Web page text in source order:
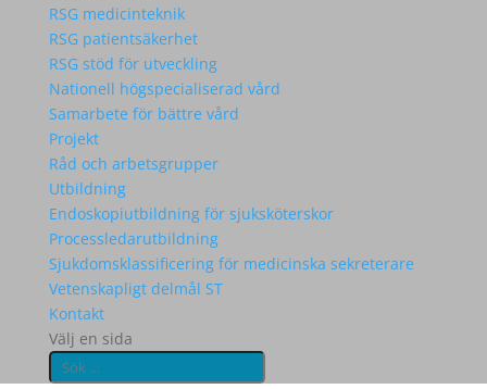
RSG medicinteknik
RSG patientsäkerhet
RSG stöd för utveckling
Nationell högspecialiserad vård
Samarbete för bättre vård
Projekt
Råd och arbetsgrupper
Utbildning
Endoskopiutbildning för sjuksköterskor
Processledarutbildning
Sjukdomsklassificering för medicinska sekreterare
Vetenskapligt delmål ST
Kontakt
Välj en sida